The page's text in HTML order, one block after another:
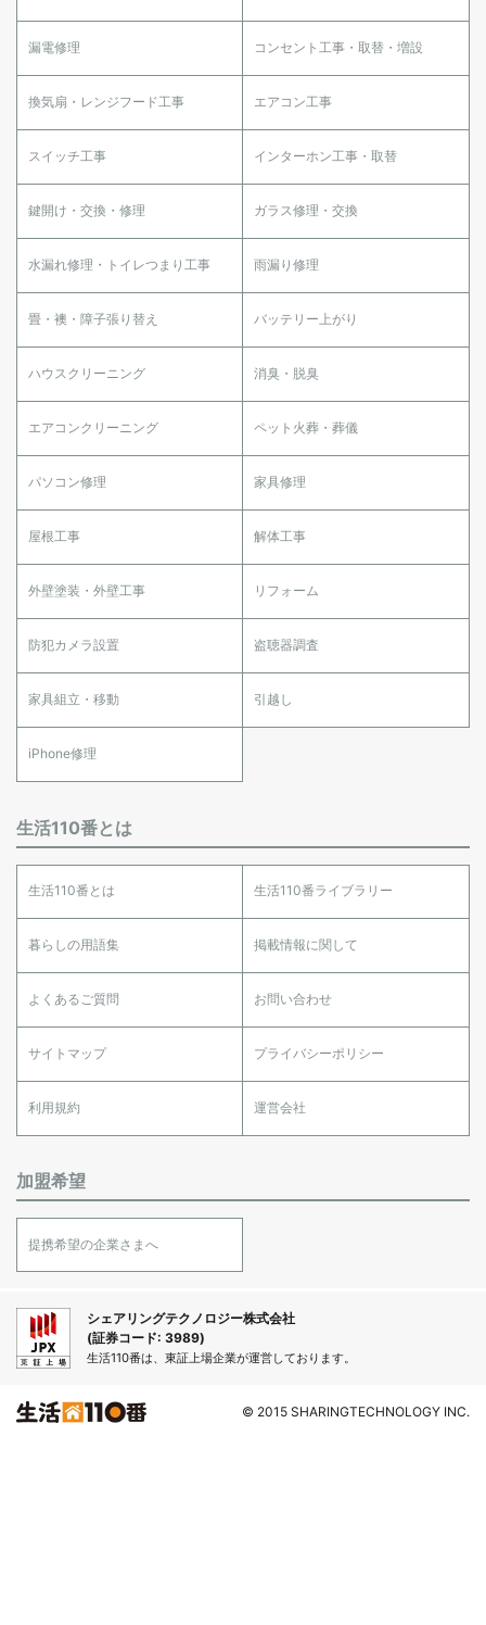
漏電修理 コンセント工事・取替・増設
換気扇・レンジフード工事 エアコン工事
スイッチ工事 インターホン工事・取替
鍵開け・交換・修理 ガラス修理・交換
水漏れ修理・トイレつまり工事 雨漏り修理
畳・襖・障子張り替え バッテリー上がり
ハウスクリーニング 消臭・脱臭
エアコンクリーニング ペット火葬・葬儀
パソコン修理 家具修理
屋根工事 解体工事
外壁塗装・外壁工事 リフォーム
防犯カメラ設置 盗聴器調査
家具組立・移動 引越し
iPhone修理
生活110番とは
生活110番とは 生活110番ライブラリー
暮らしの用語集 掲載情報に関して
よくあるご質問 お問い合わせ
サイトマップ プライバシーポリシー
利用規約 運営会社
加盟希望
提携希望の企業さまへ
シェアリングテクノロジー株式会社
(証券コード: 3989)
生活110番は、東証上場企業が運営しております。
© 2015 SHARINGTECHNOLOGY INC.